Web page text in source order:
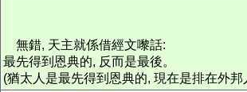
無錯, 天主就係借經文嚟話:
最先得到恩典的, 反而是最後。
(猶太人是最先得到恩典的, 現在是排在外邦